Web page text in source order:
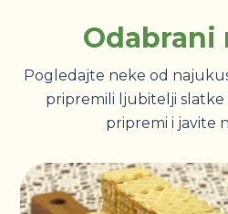
Odabrani
Pogledajte neke od
pripremili ljubitelji slatke
pripremi i javite